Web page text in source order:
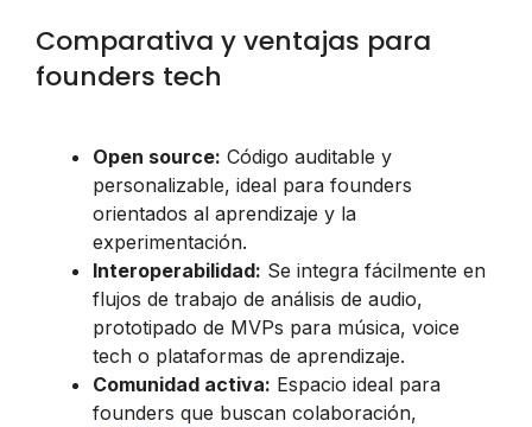
Comparativa y ventajas para
founders tech
Open source: Código auditable y
personalizable, ideal para founders
orientados al aprendizaje y la
experimentación.
Interoperabilidad: Se integra fácilmente en
flujos de trabajo de análisis de audio,
prototipado de MVPs para música, voice
tech o plataformas de aprendizaje.
Comunidad activa: Espacio ideal para
founders que buscan colaboración,